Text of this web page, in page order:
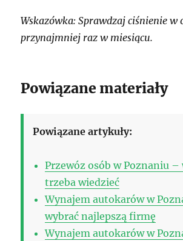
Wskazówka: Sprawdzaj ciśnienie w
przynajmniej raz w miesiącu.
Powiązane materiały
Powiązane artykuły:
Przewóz osób w Poznaniu –
trzeba wiedzieć
Wynajem autokarów w
wybrać najlepszą firmę
Wynajem autokarów w